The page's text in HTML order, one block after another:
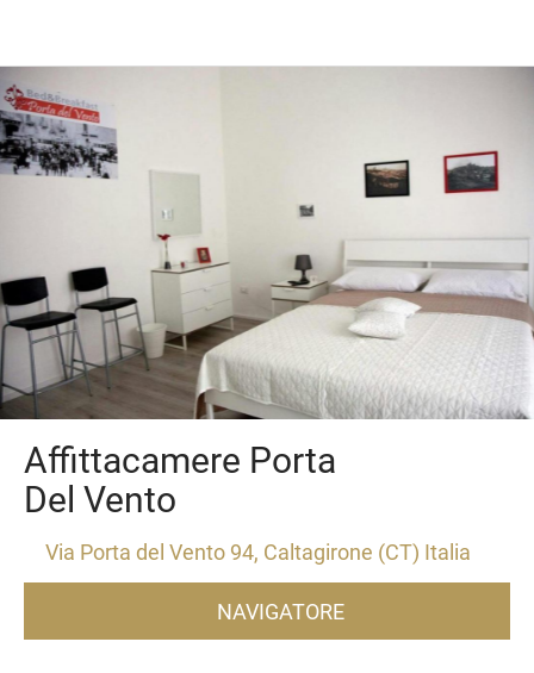
Affittacamere Porta
Del Vento
Via Porta del Vento 94, Caltagirone (CT) Italia
NAVIGATORE